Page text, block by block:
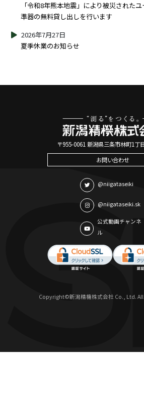
「令和8年熊本地震」により被災された
準器の無料貸し出しを行います
夏季休業のお知らせ
2026年7月27日
〒955-0061 新潟県三条市林町1丁
お問い合わせ
@niigataseiki
@niigataseiki.sk
公式動画チャンネ
ル
Copyright©新潟精機株式会社 Co., Ltd. All